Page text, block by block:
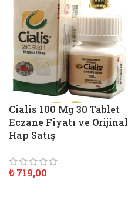
Cialis 100 Mg 30 Tablet
Eczane Fiyatı ve Orijinal
Hap Satış
₺719,00